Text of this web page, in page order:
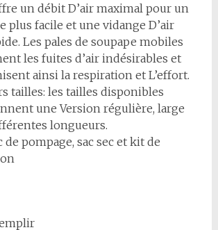
un débit D’air maximal pour un
plus facile et une vidange D’air
Les pales de soupape mobiles
les fuites d’air indésirables et
ainsi la respiration et L’effort.
tailles: les tailles disponibles
une Version régulière, large
longueurs.
de pompage, sac sec et kit de